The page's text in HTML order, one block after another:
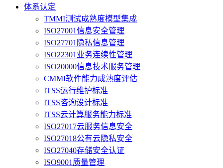
体系认定
TMMI测试成熟度模型集成
ISO27001信息安全管理
ISO27701隐私信息管理
ISO22301业务连续性管理
ISO20000信息技术服务管理
CMMI软件能力成熟度评估
ITSS运行维护标准
ITSS咨询设计标准
ITSS云计算服务能力标准
ISO27017云服务信息安全
ISO27018公有云隐私安全
ISO27040存储安全认证
ISO9001质量管理